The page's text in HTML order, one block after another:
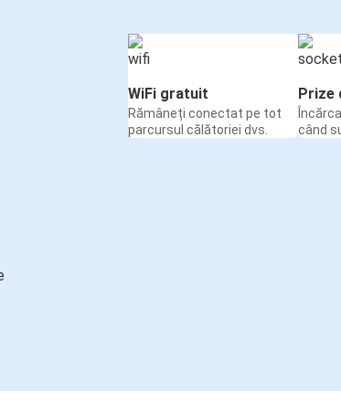
WiFi gratuit
Rămâneți conectat pe tot
parcursul călătoriei dvs.
Prize
când